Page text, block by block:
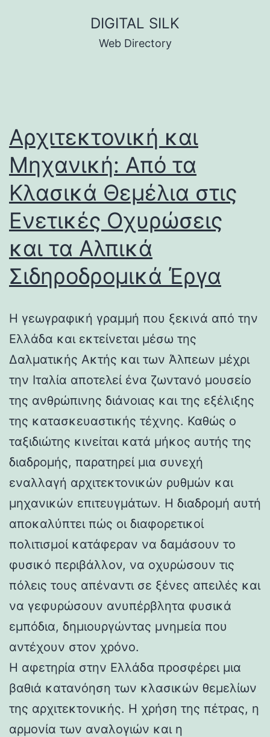
DIGITAL SILK
Web Directory
Αρχιτεκτονική και
Μηχανική: Από τα
Κλασικά Θεμέλια στις
Ενετικές Οχυρώσεις
και τα Αλπικά
Σιδηροδρομικά Έργα
Η γεωγραφική γραμμή που ξεκινά από την
Ελλάδα και εκτείνεται μέσω της
Δαλματικής Ακτής και των Άλπεων μέχρι
την Ιταλία αποτελεί ένα ζωντανό μουσείο
της ανθρώπινης διάνοιας και της εξέλιξης
της κατασκευαστικής τέχνης. Καθώς ο
ταξιδιώτης κινείται κατά μήκος αυτής της
διαδρομής, παρατηρεί μια συνεχή
εναλλαγή αρχιτεκτονικών ρυθμών και
μηχανικών επιτευγμάτων. Η διαδρομή αυτή
αποκαλύπτει πώς οι διαφορετικοί
πολιτισμοί κατάφεραν να δαμάσουν το
φυσικό περιβάλλον, να οχυρώσουν τις
πόλεις τους απέναντι σε ξένες απειλές και
να γεφυρώσουν ανυπέρβλητα φυσικά
εμπόδια, δημιουργώντας μνημεία που
αντέχουν στον χρόνο.
Η αφετηρία στην Ελλάδα προσφέρει μια
βαθιά κατανόηση των κλασικών θεμελίων
της αρχιτεκτονικής. Η χρήση της πέτρας, η
αρμονία των αναλογιών και η